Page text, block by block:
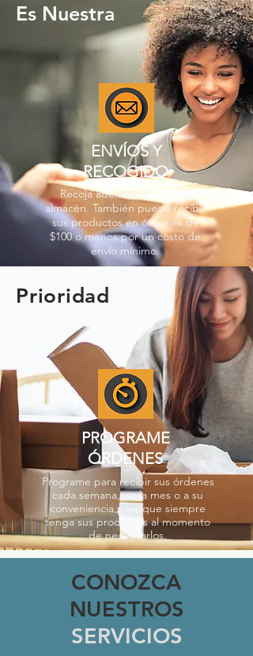
Es Nuestra
ENVÍOS Y
RECOGIDO
Recoja además en nuestro
almacén. También puede recibir
sus productos en órdenes de
$100 o menos por un costo de
envío mínimo.
Prioridad
PROGRAME
ÓRDENES
Programe para recibir sus órdenes
cada semana, cada mes o a su
conveniencia para que siempre
tenga sus productos al momento
de necesitarlos.
CONOZCA
NUESTROS
SERVICIOS